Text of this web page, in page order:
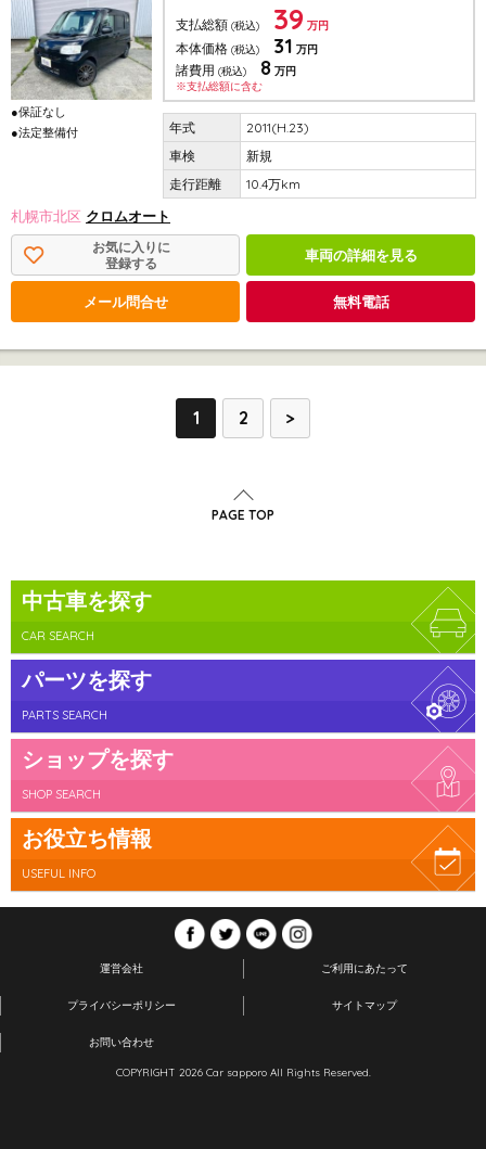
●保証なし
●法定整備付
支払総額 (税込) 39 万円
本体価格 (税込) 31 万円
諸費用 (税込) 8 万円
※支払総額に含む
2011(H.23)
新規
10.4万km
札幌市北区 クロムオート
お気に入りに
登録する
車両の詳細を見る
メール問合せ 無料電話
1 2 >
PAGE TOP
中古車を探す
CAR SEARCH
パーツを探す
PARTS SEARCH
ショップを探す
SHOP SEARCH
お役立ち情報
USEFUL INFO
運営会社 ご利用にあたって
プライバシーポリシー サイトマップ
お問い合わせ
COPYRIGHT 2026 Car sapporo All Rights Reserved.